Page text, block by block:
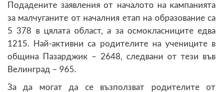
Подадените заявления от началото на кампанията
за малчуганите от началния етап на образование са
5 378 в цялата област, а за осмокласниците едва
1215. Най-активни са родителите на учениците в
община Пазарджик – 2648, следвани от тези във
Велинград – 965.
За да могат да се възползват родителите от